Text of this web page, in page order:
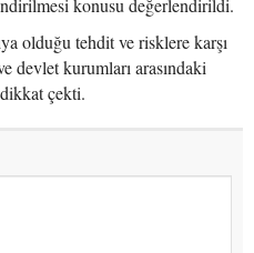
konusu değerlendirildi.
olduğu tehdit ve risklere karşı
devlet kurumları arasındaki
çekti.